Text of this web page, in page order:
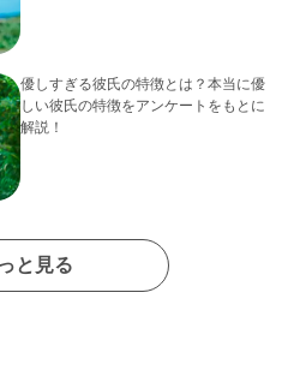
優しすぎる彼氏の特徴とは？本当に優
しい彼氏の特徴をアンケートをもとに
解説！
と見る